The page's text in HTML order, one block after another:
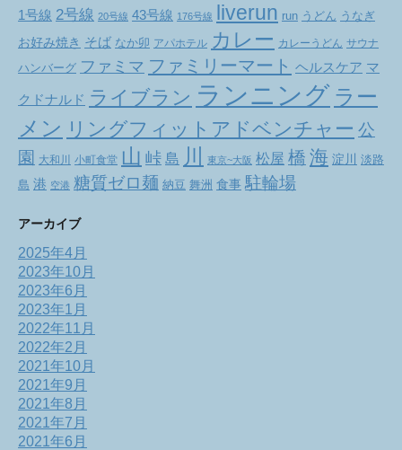
1号線 2号線 20号線 43号線 176号線 liverun run うどん うなぎ
お好み焼き そば なか卯 アパホテル カレー カレーうどん サウナ
ハンバーグ ファミマ ファミリーマート ヘルスケア マ
クドナルド ライブラン ランニング ラー
メン リングフィットアドベンチャー 公
園
大和川 小町食堂 山 峠 島 川 東京~大阪 松屋 橋 海 淀川
淡路
島 港 空港 糖質ゼロ麺 納豆 舞洲 食事 駐輪場
アーカイブ
2025年4月
2023年10月
2023年6月
2023年1月
2022年11月
2022年2月
2021年10月
2021年9月
2021年8月
2021年7月
2021年6月